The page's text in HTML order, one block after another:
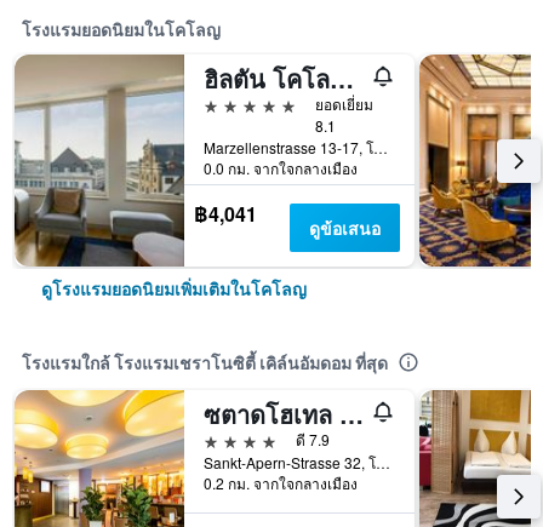
โรงแรมยอดนิยมในโคโลญ
ฮิลตัน โคโลญจน์
5 ดาว
ยอดเยี่ยม
8.1
Marzellenstrasse 13-17, โคโลญ, นอร์ทไรน์-เว็สท์ฟาเลิน, เยอรมนี
0.0 กม. จากใจกลางเมือง
฿4,041 ดูข้อเสนอ
ดูโรงแรมยอดนิยมเพิ่มเติมในโคโลญ
โรงแรมใกล้ โรงแรมเชราโนซิตี้ เคิล์นอัมดอม ที่สุด
ซตาดโฮเทล อัม เรอเมอร์ทวร์ม
4 ดาว
ดี 7.9
Sankt-Apern-Strasse 32, โคโลญ, นอร์ทไรน์-เว็สท์ฟาเลิน, เยอรมนี
0.2 กม. จากใจกลางเมือง